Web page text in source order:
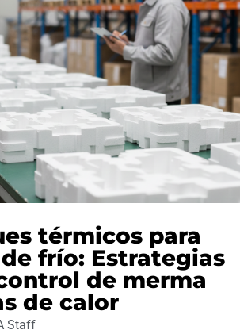
térmicos para
frío: Estrategias
de merma
de calor
Staff